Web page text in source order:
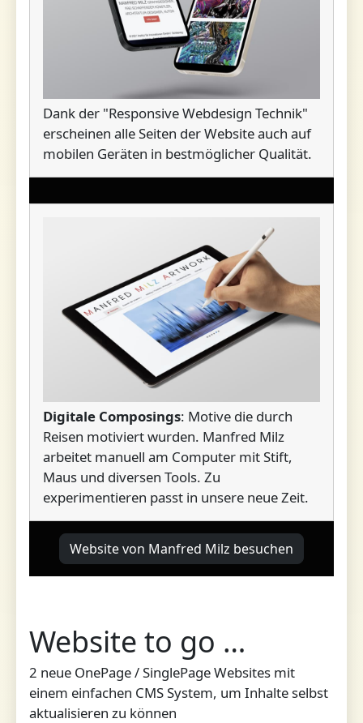
Dank der "Responsive Webdesign Technik"
erscheinen alle Seiten der Website auch auf
mobilen Geräten in bestmöglicher Qualität.
Digitale Composings: Motive die durch
Reisen motiviert wurden. Manfred Milz
arbeitet manuell am Computer mit Stift,
Maus und diversen Tools. Zu
experimentieren passt in unsere neue Zeit.
Website von Manfred Milz besuchen
Website to go …
2 neue OnePage / SinglePage Websites mit
einem einfachen CMS System, um Inhalte selbst
aktualisieren zu können